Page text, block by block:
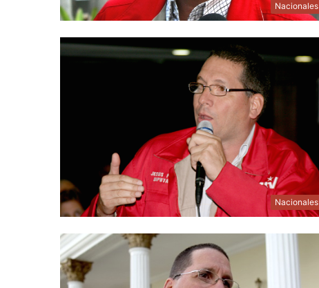
Nacionales
Nacionales